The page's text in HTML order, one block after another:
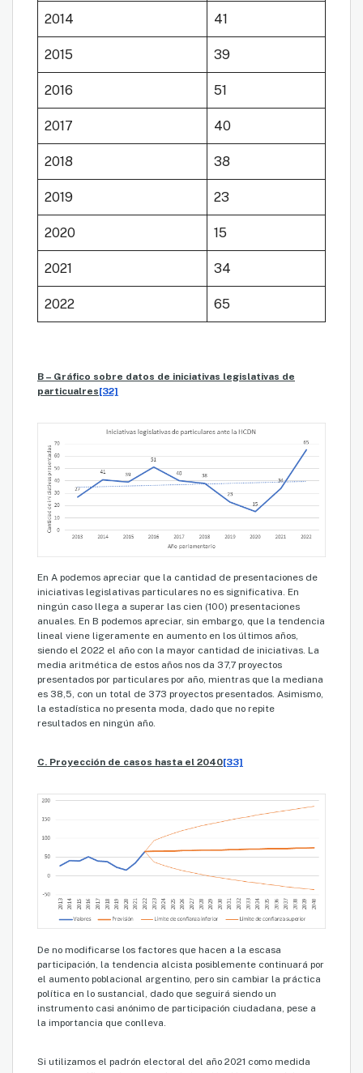
2014 41
2015 39
2016 51
2017 40
2018 38
2019 23
2020 15
2021 34
2022 65
B – Gráfico sobre datos de iniciativas legislativas de
particualres[32]
En A podemos apreciar que la cantidad de presentaciones de
iniciativas legislativas particulares no es significativa. En
ningún caso llega a superar las cien (100) presentaciones
anuales. En B podemos apreciar, sin embargo, que la tendencia
lineal viene ligeramente en aumento en los últimos años,
siendo el 2022 el año con la mayor cantidad de iniciativas. La
media aritmética de estos años nos da 37,7 proyectos
presentados por particulares por año, mientras que la mediana
es 38,5, con un total de 373 proyectos presentados. Asimismo,
la estadística no presenta moda, dado que no repite
resultados en ningún año.
C. Proyección de casos hasta el 2040[33]
De no modificarse los factores que hacen a la escasa
participación, la tendencia alcista posiblemente continuará por
el aumento poblacional argentino, pero sin cambiar la práctica
política en lo sustancial, dado que seguirá siendo un
instrumento casi anónimo de participación ciudadana, pese a
la importancia que conlleva.
Si utilizamos el padrón electoral del año 2021 como medida